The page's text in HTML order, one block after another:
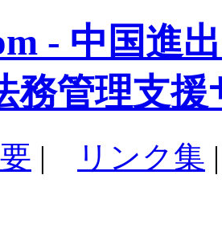
- 中国進
務管理支援
| リンク集